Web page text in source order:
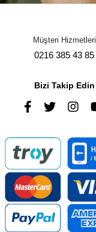
Müşteri Hizmetleri
0216 385 43 85
Bizi Takip Edin